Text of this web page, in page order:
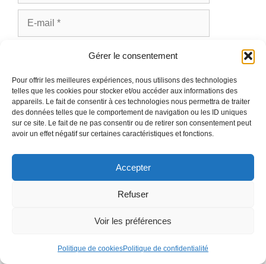
Gérer le consentement
Pour offrir les meilleures expériences, nous utilisons des technologies
telles que les cookies pour stocker et/ou accéder aux informations des
appareils. Le fait de consentir à ces technologies nous permettra de traiter
des données telles que le comportement de navigation ou les ID uniques
sur ce site. Le fait de ne pas consentir ou de retirer son consentement peut
avoir un effet négatif sur certaines caractéristiques et fonctions.
Accepter
Refuser
Voir les préférences
Politique de cookiesPolitique de confidentialité
Ce site utilise Akismet pour réduire les indésirables.
En savoir plus sur la façon dont les données de vos
RECHERCHER